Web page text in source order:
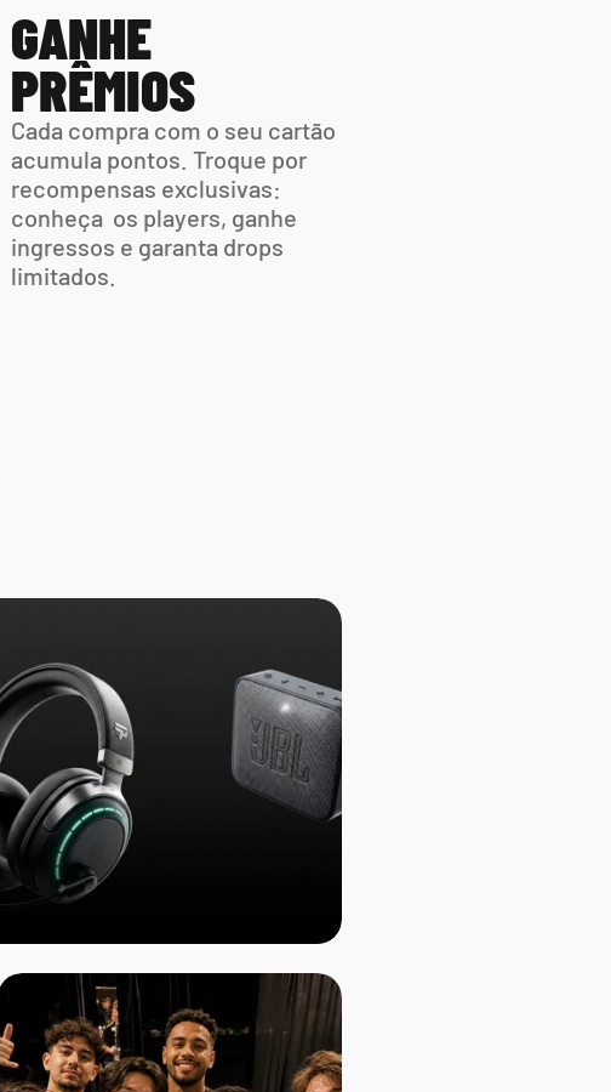
GANHE
PRÊMIOS
Cada compra com o seu cartão
acumula pontos. Troque por
recompensas exclusivas:
conheça  os players, ganhe
ingressos e garanta drops
limitados.